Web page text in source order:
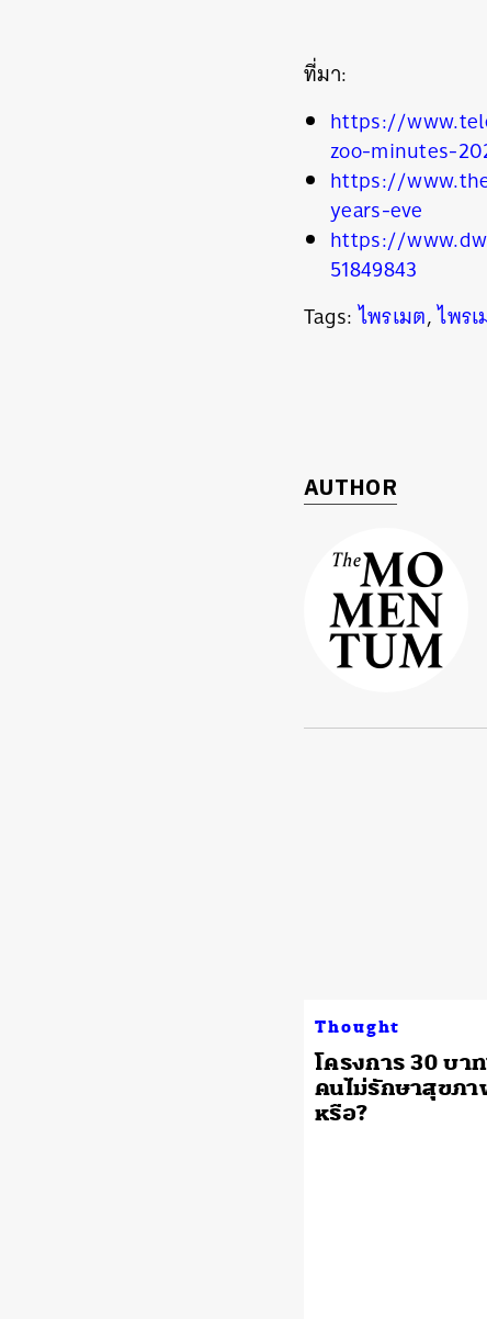
ที่มา:
https://
zoo-minutes-
https://
years-eve
https://
51849843
Tags:ไพรเมต,ไพร
AUTHOR
Thought
โครงการ 30 บา
คนไม่รักษาสุขภ
หรือ?